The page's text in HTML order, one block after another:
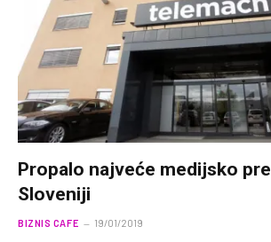
Propalo najveće medijsko
Sloveniji
BIZNIS CAFE 19/01/2019